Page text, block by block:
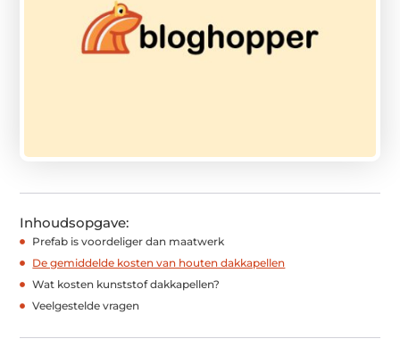
Inhoudsopgave:
Prefab is voordeliger dan maatwerk
De gemiddelde kosten van houten dakkapellen
Wat kosten kunststof dakkapellen?
Veelgestelde vragen